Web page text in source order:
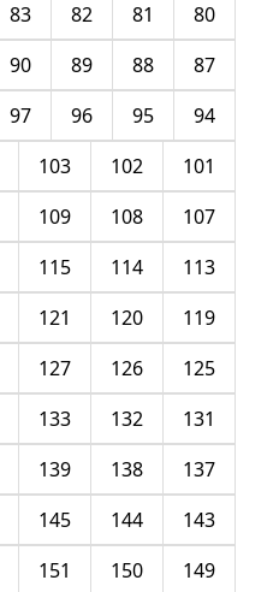
80
81
82
83
87
88
89
90
94
95
96
97
101
102
103
107
108
109
113
114
115
119
120
121
125
126
127
131
132
133
137
138
139
143
144
145
149
150
151